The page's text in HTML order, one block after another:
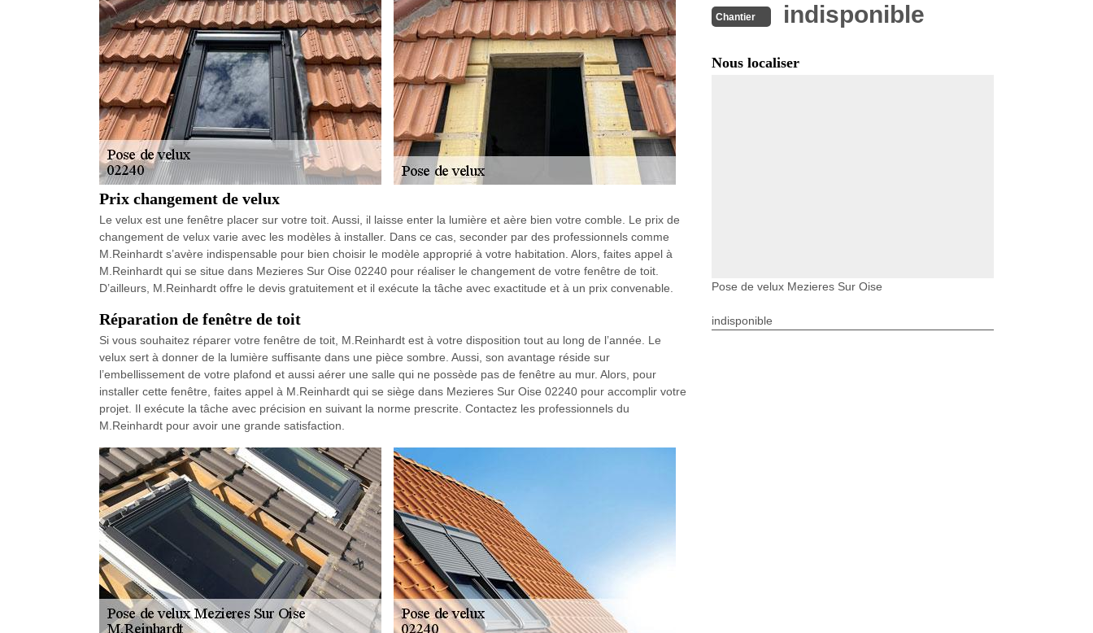
Prix changement de velux
Le velux est une fenêtre placer sur votre toit. Aussi, il laisse enter la lumière et aère bien votre comble. Le prix de
changement de velux varie avec les modèles à installer. Dans ce cas, seconder par des professionnels comme
M.Reinhardt s’avère indispensable pour bien choisir le modèle approprié à votre habitation. Alors, faites appel à
M.Reinhardt qui se situe dans Mezieres Sur Oise 02240 pour réaliser le changement de votre fenêtre de toit.
D’ailleurs, M.Reinhardt offre le devis gratuitement et il exécute la tâche avec exactitude et à un prix convenable.
Réparation de fenêtre de toit
Si vous souhaitez réparer votre fenêtre de toit, M.Reinhardt est à votre disposition tout au long de l’année. Le
velux sert à donner de la lumière suffisante dans une pièce sombre. Aussi, son avantage réside sur
l’embellissement de votre plafond et aussi aérer une salle qui ne possède pas de fenêtre au mur. Alors, pour
installer cette fenêtre, faites appel à M.Reinhardt qui se siège dans Mezieres Sur Oise 02240 pour accomplir votre
projet. Il exécute la tâche avec précision en suivant la norme prescrite. Contactez les professionnels du
M.Reinhardt pour avoir une grande satisfaction.
Chantier indisponible
Nous localiser
Pose de velux Mezieres Sur Oise
indisponible